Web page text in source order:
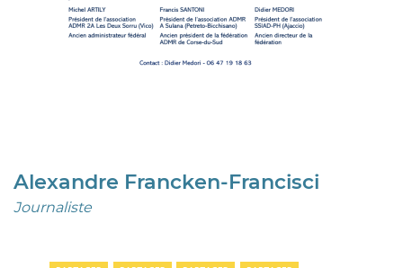
Alexandre Francken-Francisci
Journaliste